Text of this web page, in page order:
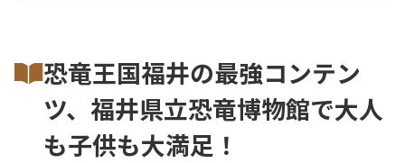
恐竜王国福井の最強コンテン
ツ、福井県立恐竜博物館で大人
も子供も大満足！